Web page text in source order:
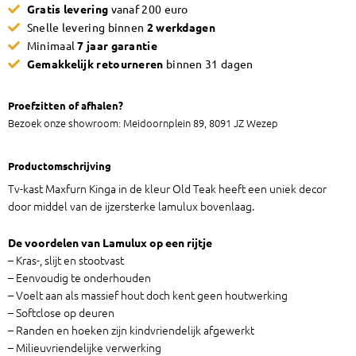
midden
aantal
Gratis levering vanaf 200 euro
Snelle levering binnen 2 werkdagen
Minimaal7 jaar garantie
Gemakkelijk retourneren binnen 31 dagen
Proefzitten of afhalen?
Bezoek onze showroom: Meidoornplein 89, 8091 JZ Wezep
Productomschrijving
Tv-kast Maxfurn Kinga in de kleur Old Teak heeft een uniek decor
door middel van de ijzersterke lamulux bovenlaag.
De voordelen van Lamulux op een rijtje
– Kras-, slijt en stootvast
– Eenvoudig te onderhouden
– Voelt aan als massief hout doch kent geen houtwerking
– Softclose op deuren
– Randen en hoeken zijn kindvriendelijk afgewerkt
– Milieuvriendelijke verwerking